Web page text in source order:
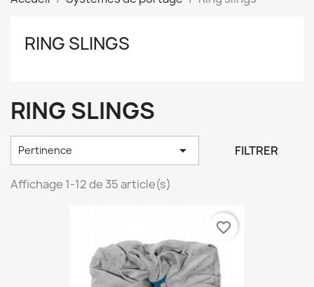
RING SLINGS
RING SLINGS
Pertinence  FILTRER
Affichage 1-12 de 35 article(s)
favorite_border